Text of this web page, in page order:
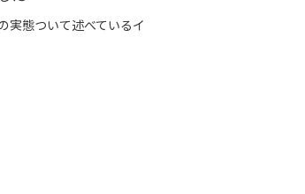
実態ついて述べているイ